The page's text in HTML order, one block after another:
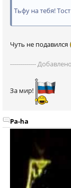
Тьфу на тебя!
Чуть не подавился
-------------
За мир!
Pa-ha